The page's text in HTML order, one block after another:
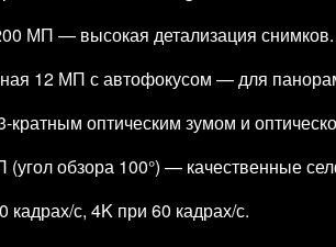
МП — высокая детализация снимков.
12 МП с автофокусом — для
оптическим зумом и
обзора 100°) — качественные
кадрах/с, 4K при 60 кадрах/с.